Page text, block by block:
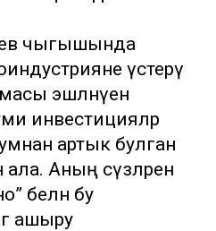
чыгышында
үстерү
эшләнүен
инвестицияләр
артык булган
Аның сүзләренә
белән бу
ашыру